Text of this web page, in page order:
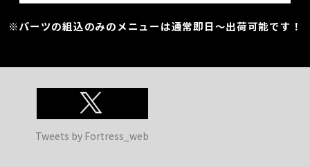
※パーツの組込のみのメニューは通常即日～出荷可能です！
Tweets by Fortress_web